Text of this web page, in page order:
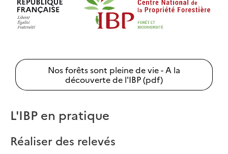
Nos forêts sont pleine de vie - A la
découverte de l'IBP (pdf)
L'IBP en pratique
Réaliser des relevés